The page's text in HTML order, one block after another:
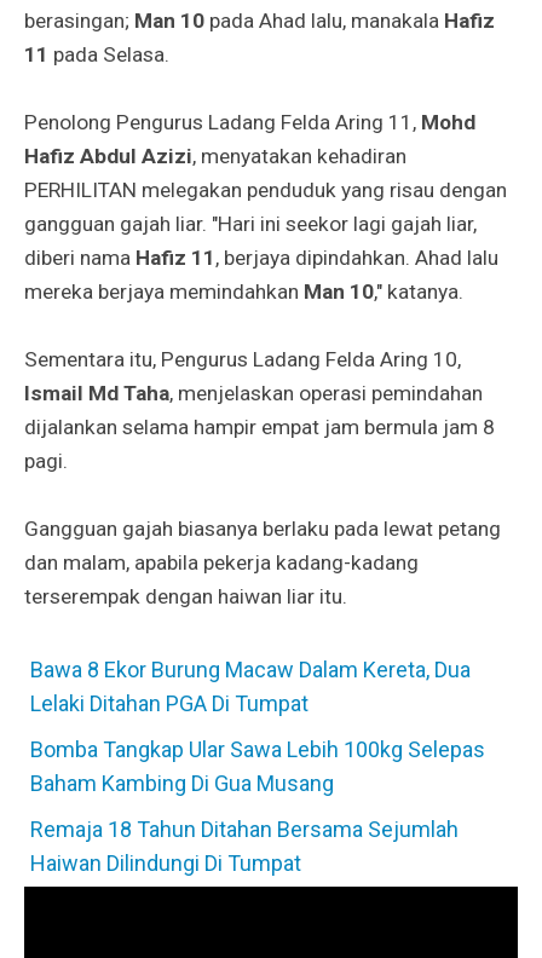
berasingan; Man 10 pada Ahad lalu, manakala Hafiz
11 pada Selasa.
Penolong Pengurus Ladang Felda Aring 11, Mohd
Hafiz Abdul Azizi, menyatakan kehadiran
PERHILITAN melegakan penduduk yang risau dengan
gangguan gajah liar. "Hari ini seekor lagi gajah liar,
diberi nama Hafiz 11 , berjaya dipindahkan. Ahad lalu
mereka berjaya memindahkan Man 10," katanya.
Sementara itu, Pengurus Ladang Felda Aring 10,
Ismail Md Taha, menjelaskan operasi pemindahan
dijalankan selama hampir empat jam bermula jam 8
pagi.
Gangguan gajah biasanya berlaku pada lewat petang
dan malam, apabila pekerja kadang-kadang
terserempak dengan haiwan liar itu.
Bawa 8 Ekor Burung Macaw Dalam Kereta, Dua
Lelaki Ditahan PGA Di Tumpat
Bomba Tangkap Ular Sawa Lebih 100kg Selepas
Baham Kambing Di Gua Musang
Remaja 18 Tahun Ditahan Bersama Sejumlah
Haiwan Dilindungi Di Tumpat